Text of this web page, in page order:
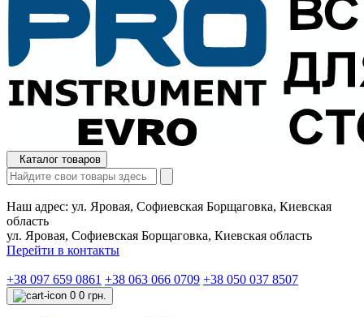
Каталог товаров
Наш адрес: ул. Яровая, Софиевская Борщаговка, Киевская
область
ул. Яровая, Софиевская Борщаговка, Киевская область
Перейти в контакты
+38 097 659 0861 +38 063 066 0709 +38 050 037 8507
0 0 грн.